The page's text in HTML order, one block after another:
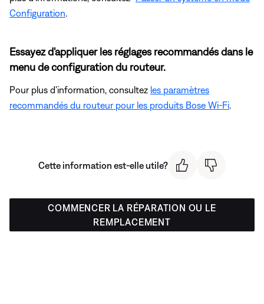
Configuration.
Essayez d'appliquer les réglages recommandés dans le
menu de configuration du routeur.
Pour plus d'information, consultez les paramètres
recommandés du routeur pour les produits Bose Wi-Fi.
Cette information est-elle utile?
COMMENCER LA RÉPARATION OU LE
REMPLACEMENT